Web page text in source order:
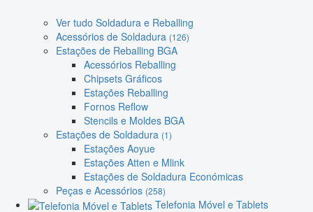
Ver tudo Soldadura e Reballing
Acessórios de Soldadura (126)
Estações de Reballing BGA
Acessórios Reballing
Chipsets Gráficos
Estações Reballing
Fornos Reflow
Stencils e Moldes BGA
Estações de Soldadura (1)
Estações Aoyue
Estações Atten e Mlink
Estações de Soldadura Económicas
Peças e Acessórios (258)
Telefonia Móvel e Tablets